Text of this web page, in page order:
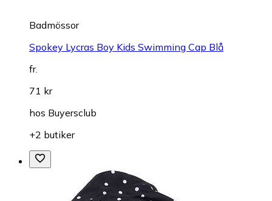
Badmössor
Spokey Lycras Boy Kids Swimming Cap Blå
fr.
71 kr
hos Buyersclub
+2 butiker